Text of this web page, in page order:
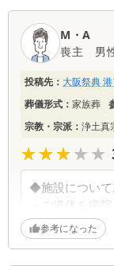
M・A
喪主
男
投稿先： 大阪祭典
葬儀形式： 家族葬
宗教・宗派： 浄土真
★★★★★
★★★★★
◆施設について
・ご遺体を病
で）夜中1:30
す。
参考になった